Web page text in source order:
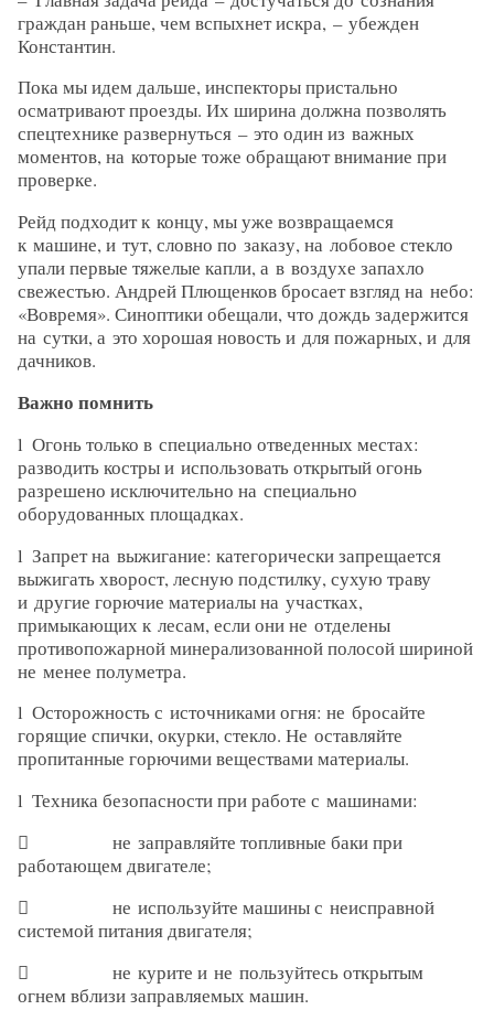
граждан раньше, чем вспыхнет искра, – ​убежден
Константин.
Пока мы идем дальше, инспекторы пристально
осматривают проезды. Их ширина должна позволять
спецтехнике развернуться – ​это один из важных
моментов, на которые тоже обращают внимание при
проверке.
Рейд подходит к концу, мы уже возвращаемся
к машине, и тут, словно по заказу, на лобовое стекло
упали первые тяжелые капли, а в воздухе запахло
свежестью. Андрей Плющенков бросает взгляд на небо:
«Вовремя». Синоптики обещали, что дождь задержится
на сутки, а это хорошая новость и для пожарных, и для
дачников.
Важно помнить
l Огонь только в специально отведенных местах:
разводить костры и использовать открытый огонь
разрешено исключительно на специально
оборудованных площадках.
l Запрет на выжигание: категорически запрещается
выжигать хворост, лесную подстилку, сухую траву
и другие горючие материалы на участках,
примыкающих к лесам, если они не отделены
противопожарной минерализованной полосой шириной
не менее полуметра.
l Осторожность с источниками огня: не бросайте
горящие спички, окурки, стекло. Не оставляйте
пропитанные горючими веществами материалы.
l Техника безопасности при работе с машинами:
 не заправляйте топливные баки при
работающем двигателе;
 не используйте машины с неисправной
системой питания двигателя;
 не курите и не пользуйтесь открытым
огнем вблизи заправляемых машин.